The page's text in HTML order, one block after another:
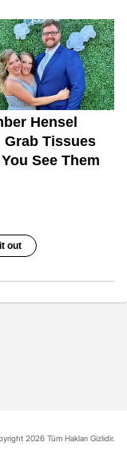
2026 Tüm Hakları Gizlidir.